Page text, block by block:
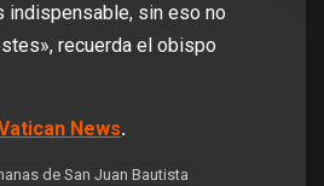
indispensable, sin eso no
recuerda el obispo
News.
de San Juan Bautista